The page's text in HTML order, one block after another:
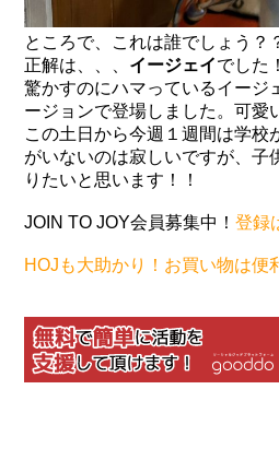
ところで、これは誰でしょう？
正解は、、、 イージェイでした
驚かすのにハマっているイージ
ージョンで登場しました。可愛
この土日から今週１週間は学校
がいないのは寂しいですが、子
りたいと思います！！
JOIN TO JOY会員募集中！登録
HOJも大助かり！お買い物は便